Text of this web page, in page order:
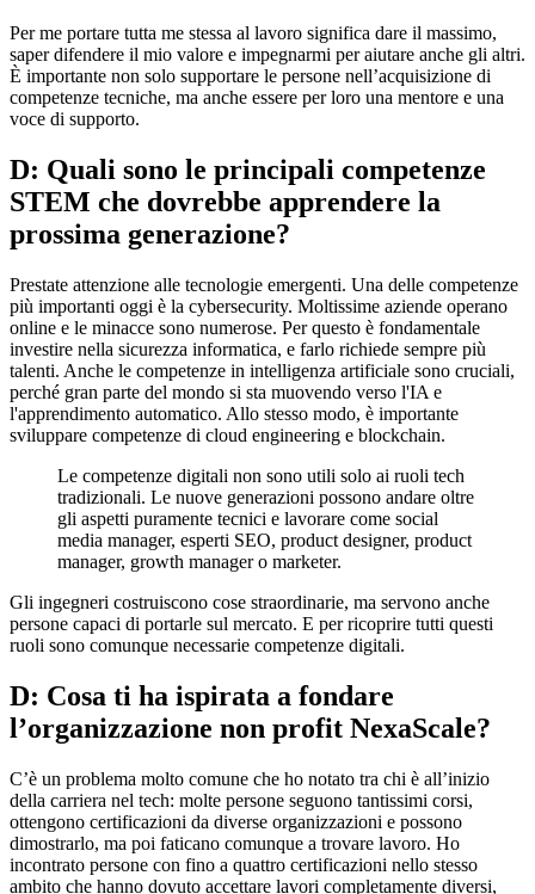
Per me portare tutta me stessa al lavoro significa dare il massimo,
saper difendere il mio valore e impegnarmi per aiutare anche gli altri.
È importante non solo supportare le persone nell’acquisizione di
competenze tecniche, ma anche essere per loro una mentore e una
voce di supporto.
D: Quali sono le principali competenze
STEM che dovrebbe apprendere la
prossima generazione?
Prestate attenzione alle tecnologie emergenti. Una delle competenze
più importanti oggi è la cybersecurity. Moltissime aziende operano
online e le minacce sono numerose. Per questo è fondamentale
investire nella sicurezza informatica, e farlo richiede sempre più
talenti. Anche le competenze in intelligenza artificiale sono cruciali,
perché gran parte del mondo si sta muovendo verso l'IA e
l'apprendimento automatico. Allo stesso modo, è importante
sviluppare competenze di cloud engineering e blockchain.
Le competenze digitali non sono utili solo ai ruoli tech
tradizionali. Le nuove generazioni possono andare oltre
gli aspetti puramente tecnici e lavorare come social
media manager, esperti SEO, product designer, product
manager, growth manager o marketer.
Gli ingegneri costruiscono cose straordinarie, ma servono anche
persone capaci di portarle sul mercato. E per ricoprire tutti questi
ruoli sono comunque necessarie competenze digitali.
D: Cosa ti ha ispirata a fondare
l’organizzazione non profit NexaScale?
C’è un problema molto comune che ho notato tra chi è all’inizio
della carriera nel tech: molte persone seguono tantissimi corsi,
ottengono certificazioni da diverse organizzazioni e possono
dimostrarlo, ma poi faticano comunque a trovare lavoro. Ho
incontrato persone con fino a quattro certificazioni nello stesso
ambito che hanno dovuto accettare lavori completamente diversi,